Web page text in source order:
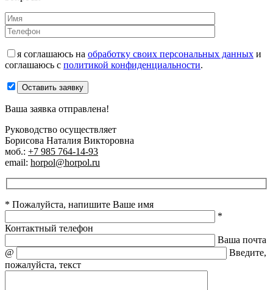
я соглашаюсь на обработку своих персональных данных и
соглашаюсь с политикой конфиденциальности.
Оставить заявку
Ваша заявка отправлена!
Руководство осуществляет
Борисова Наталия Викторовна
моб.: +7 985 764-14-93
email: horpol@horpol.ru
* Пожалуйста, напишите Ваше имя
*
Контактный телефон
Ваша почта
@
Введите,
пожалуйста, текст